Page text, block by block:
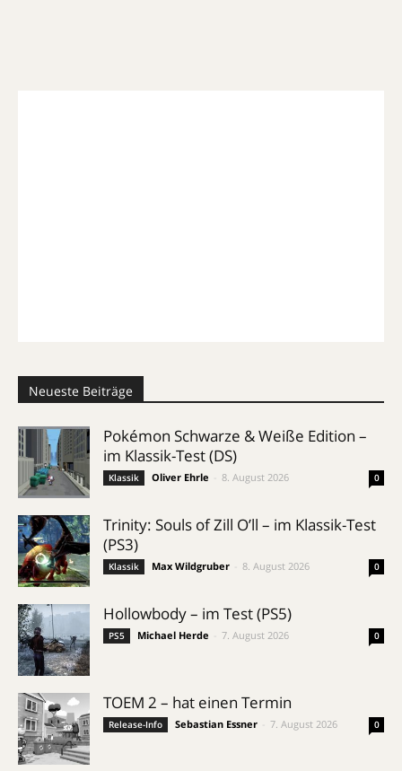
Neueste Beiträge
Pokémon Schwarze & Weiße Edition –
im Klassik-Test (DS)
Klassik Oliver Ehrle 8. August 2026 0
Trinity: Souls of Zill O’ll – im Klassik-Test
(PS3)
Klassik Max Wildgruber 8. August 2026 0
Hollowbody – im Test (PS5)
PS5 Michael Herde 7. August 2026 0
TOEM 2 – hat einen Termin
Release-Info Sebastian Essner 7. August 2026 0